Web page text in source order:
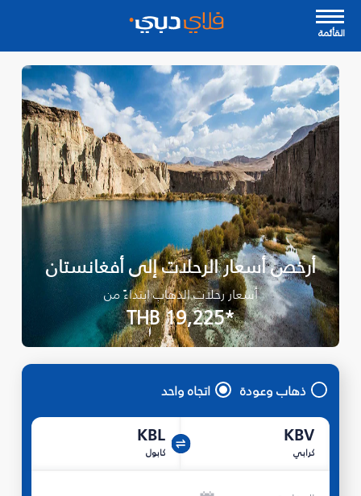
القأئمة
أرخص أسعار الرحلات إلى أفغانستان
أسعار رحلات الذهاب ابتداءً من
*THB 19,225
ذهاب وعودة اتجاه واحد
KBV
كرابي
KBL
كابول